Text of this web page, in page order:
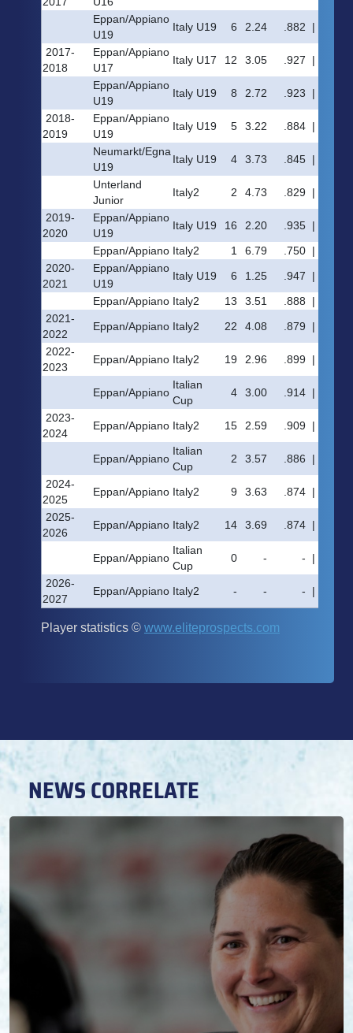
NEWS CORRELATE